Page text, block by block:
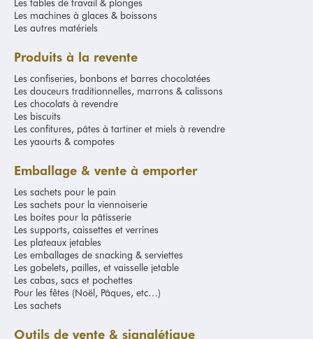
Les machines à glaces & boissons
Les autres matériels
Produits à la revente
Les confiseries, bonbons et barres chocolatées
Les douceurs traditionnelles, marrons & calissons
Les chocolats à revendre
Les biscuits
Les confitures, pâtes à tartiner et miels à revendre
Les yaourts & compotes
Emballage & vente à emporter
Les sachets pour le pain
Les sachets pour la viennoiserie
Les boites pour la pâtisserie
Les supports, caissettes et verrines
Les plateaux jetables
Les emballages de snacking & serviettes
Les gobelets, pailles, et vaisselle jetable
Les cabas, sacs et pochettes
Pour les fêtes (Noël, Pâques, etc…)
Les sachets
Outils de vente & signalétique